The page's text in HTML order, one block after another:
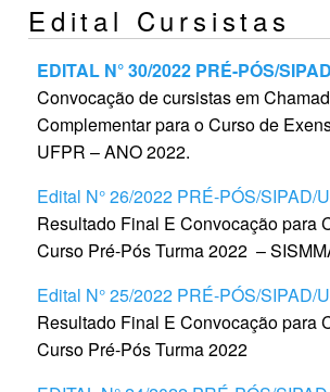
Edital Cursistas
EDITAL N° 30/2022 PRÉ-PÓS/
Convocação de cursistas em
Complementar para o Curso de
UFPR – ANO 2022.
Edital N° 26/2022 PRÉ-PÓS/SIPAD/
Resultado Final E Convocação para
Curso Pré-Pós Turma 2022 –
Edital N° 25/2022 PRÉ-PÓS/SIPAD/
Resultado Final E Convocação para
Curso Pré-Pós Turma 2022